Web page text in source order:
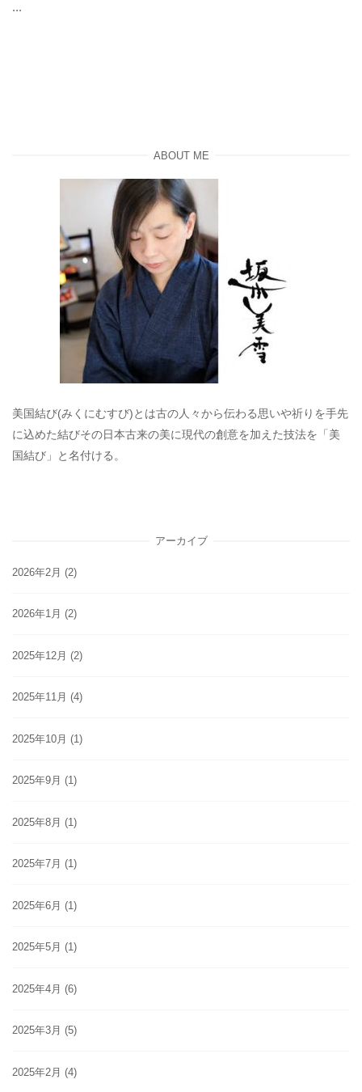
...
ABOUT ME
美国結び(みくにむすび)とは古の人々から伝わる思いや祈りを手先
に込めた結びその日本古来の美に現代の創意を加えた技法を「美
国結び」と名付ける。
アーカイブ
2026年2月 (2)
2026年1月 (2)
2025年12月 (2)
2025年11月 (4)
2025年10月 (1)
2025年9月 (1)
2025年8月 (1)
2025年7月 (1)
2025年6月 (1)
2025年5月 (1)
2025年4月 (6)
2025年3月 (5)
2025年2月 (4)